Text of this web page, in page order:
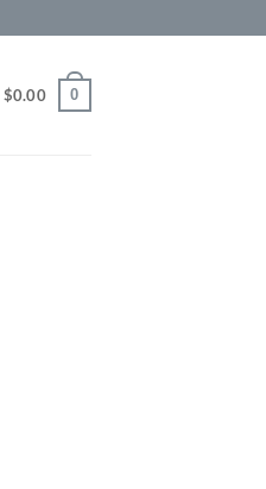
$0.00 0